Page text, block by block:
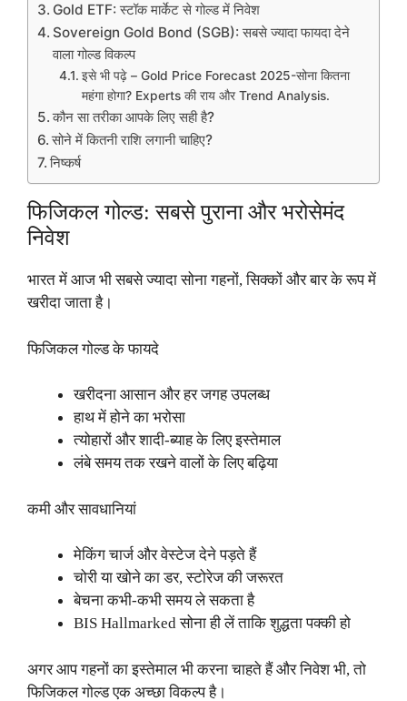
Gold ETF: स्टॉक मार्केट से गोल्ड में निवेश
Sovereign Gold Bond (SGB): सबसे ज्यादा फायदा देने
वाला गोल्ड विकल्प
इसे भी पढ़े – Gold Price Forecast 2025-सोना कितना
महंगा होगा? Experts की राय और Trend Analysis.
कौन सा तरीका आपके लिए सही है?
सोने में कितनी राशि लगानी चाहिए?
निष्कर्ष
फिजिकल गोल्ड: सबसे पुराना और भरोसेमंद
निवेश
भारत में आज भी सबसे ज्यादा सोना गहनों, सिक्कों और बार के रूप में
खरीदा जाता है।
फिजिकल गोल्ड के फायदे
खरीदना आसान और हर जगह उपलब्ध
हाथ में होने का भरोसा
त्योहारों और शादी-ब्याह के लिए इस्तेमाल
लंबे समय तक रखने वालों के लिए बढ़िया
कमी और सावधानियां
मेकिंग चार्ज और वेस्टेज देने पड़ते हैं
चोरी या खोने का डर, स्टोरेज की जरूरत
बेचना कभी-कभी समय ले सकता है
BIS Hallmarked सोना ही लें ताकि शुद्धता पक्की हो
अगर आप गहनों का इस्तेमाल भी करना चाहते हैं और निवेश भी, तो
फिजिकल गोल्ड एक अच्छा विकल्प है।